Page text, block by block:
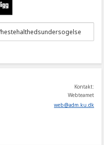
Kontakt:
Webteamet
web@adm.ku.dk